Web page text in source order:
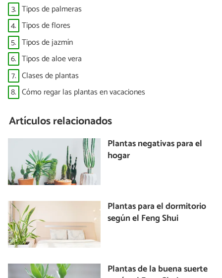
3. Tipos de palmeras
4. Tipos de flores
5. Tipos de jazmín
6. Tipos de aloe vera
7. Clases de plantas
8. Cómo regar las plantas en vacaciones
Artículos relacionados
Plantas negativas para el
hogar
Plantas para el dormitorio
según el Feng Shui
Plantas de la buena suerte